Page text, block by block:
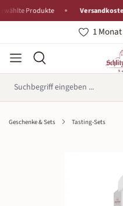
Produkte Versandkostenfrei
1
Geschenke & Sets Tasting-Sets